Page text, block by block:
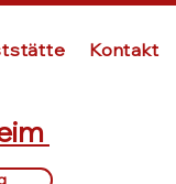
Kontakt